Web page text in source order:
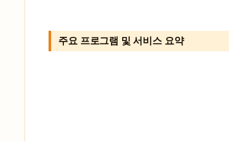
주요 프로그램 및 서비스 요약